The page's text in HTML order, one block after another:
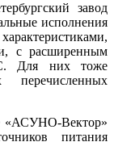
завод
исполнения
с расширенным
Для них то­же
«АСУНО-Вектор»
питания